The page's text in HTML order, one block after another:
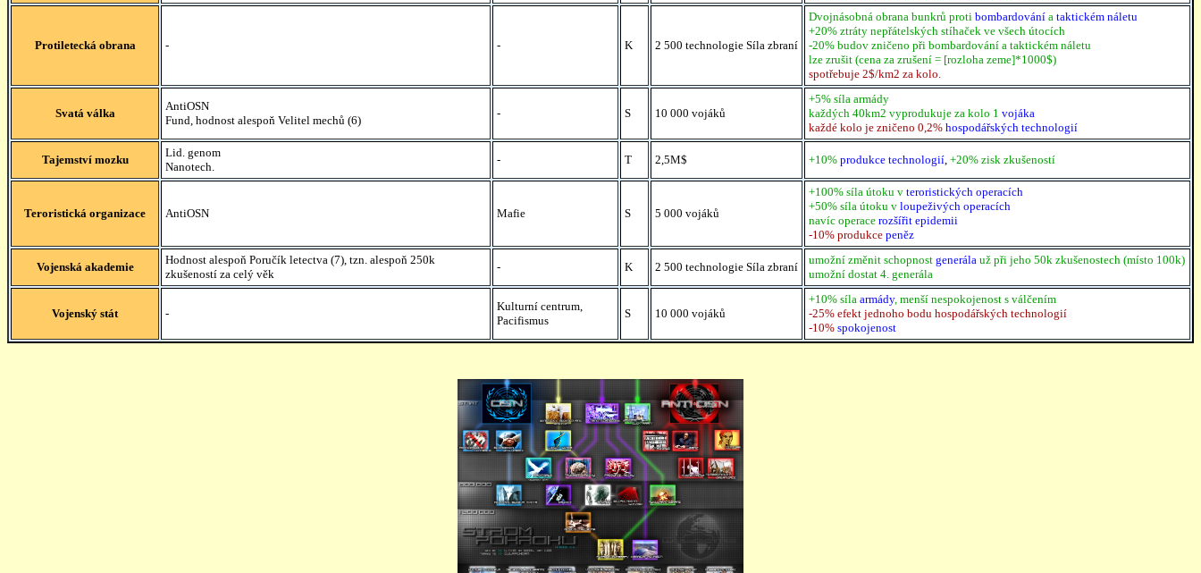
Protiletecká obrana - - K 2 500 technologie Síla zbraní
Dvojnásobná obrana bunkrů proti bombardování a taktickém náletu
+20% ztráty nepřátelských stíhaček ve všech útocích
-20% budov zničeno při bombardování a taktickém náletu
lze zrušit (cena za zrušení = [rozloha zeme]*1000$)
spotřebuje 2$/km2 za kolo.
Svatá válka
AntiOSN
Fund, hodnost alespoň Velitel mechů (6)
- S 10 000 vojáků
+5% síla armády
každých 40km2 vyprodukuje za kolo 1 vojáka
každé kolo je zničeno 0,2% hospodářských technologií
Tajemství mozku
Lid. genom
Nanotech.
- T 2,5M$ +10% produkce technologií, +20% zisk zkušeností
Teroristická organizace AntiOSN Mafie S 5 000 vojáků
+100% síla útoku v teroristických operacích
+50% síla útoku v loupeživých operacích
navíc operace rozšířit epidemii
-10% produkce peněz
Vojenská akademie
Hodnost alespoň Poručík letectva (7), tzn. alespoň 250k
zkušeností za celý věk
- K 2 500 technologie Síla zbraní
umožní změnit schopnost generála už při jeho 50k zkušenostech (místo 100k)
umožní dostat 4. generála
Vojenský stát -
Kulturní centrum,
Pacifismus
S 10 000 vojáků
+10% síla armády, menší nespokojenost s válčením
-25% efekt jednoho bodu hospodářských technologií
-10% spokojenost